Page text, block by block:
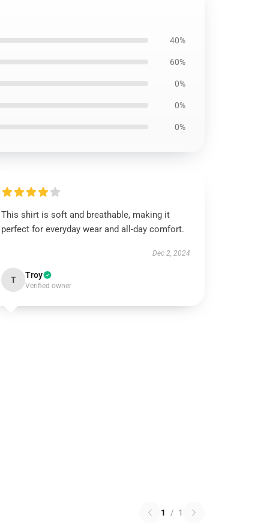
40%
60%
0%
0%
0%
This shirt is soft and breathable, making it
perfect for everyday wear and all-day comfort.
Dec 2, 2024
T Troy
Verified owner
1 / 1